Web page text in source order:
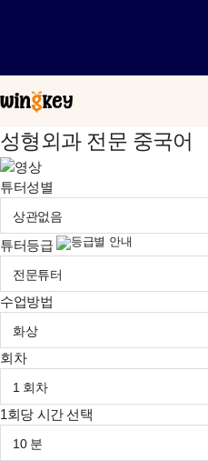
성형외과 전문 중국어
튜터성별
튜터등급 등급별 안내
수업방법
회차
1회당 시간 선택